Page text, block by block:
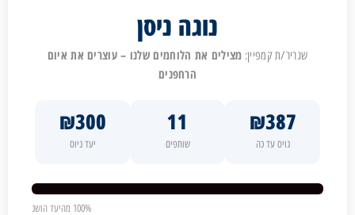
נוגה ניסן
שגריר/ת קמפיין: מצילים את הלוחמים שלנו – עוצרים את איום
הרחפנים
₪387
גויס עד כה
11
שותפים
₪300
יעד גיוס
100% מהיעד הושג